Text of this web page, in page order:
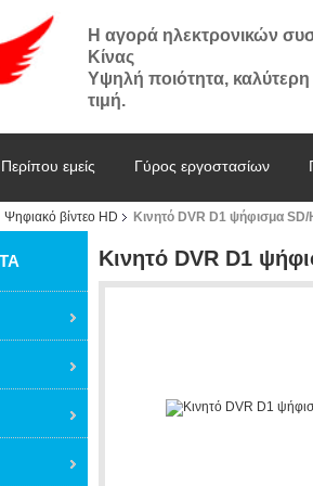
Η αγορά ηλεκτρονικών
Κίνας
Υψηλή ποιότητα,
τιμή.
Περίπου εμείς Γύρος εργοστασίων
Ψηφιακό βίντεο HD Κινητό DVR D1 ψήφισμα SD/
Κινητό DVR D1